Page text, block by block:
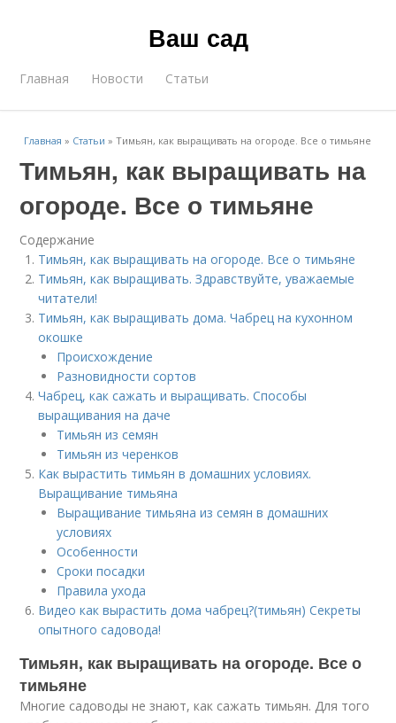
Ваш сад
Главная Новости Статьи
Главная » Статьи »Тимьян, как выращивать на огороде. Все о тимьяне
Тимьян, как выращивать на
огороде. Все о тимьяне
Содержание
Тимьян, как выращивать на огороде. Все о тимьяне
Тимьян, как выращивать. Здравствуйте, уважаемые
читатели!
Тимьян, как выращивать дома. Чабрец на кухонном
окошке
Происхождение
Разновидности сортов
Чабрец, как сажать и выращивать. Способы
выращивания на даче
Тимьян из семян
Тимьян из черенков
Как вырастить тимьян в домашних условиях.
Выращивание тимьяна
Выращивание тимьяна из семян в домашних
условиях
Особенности
Сроки посадки
Правила ухода
Видео как вырастить дома чабрец?(тимьян) Секреты
опытного садовода!
Тимьян, как выращивать на огороде. Все о
тимьяне
Многие садоводы не знают, как сажать тимьян. Для того